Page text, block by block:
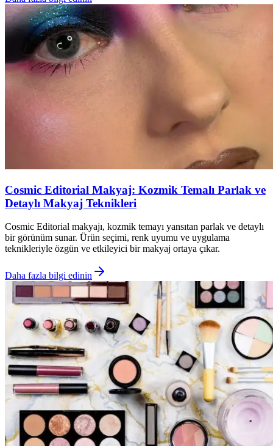
Cosmic Editorial Makyaj: Kozmik Temalı Parlak ve
Detaylı Makyaj Teknikleri
Cosmic Editorial makyajı, kozmik temayı yansıtan parlak ve detaylı
bir görünüm sunar. Ürün seçimi, renk uyumu ve uygulama
teknikleriyle özgün ve etkileyici bir makyaj ortaya çıkar.
Daha fazla bilgi edinin